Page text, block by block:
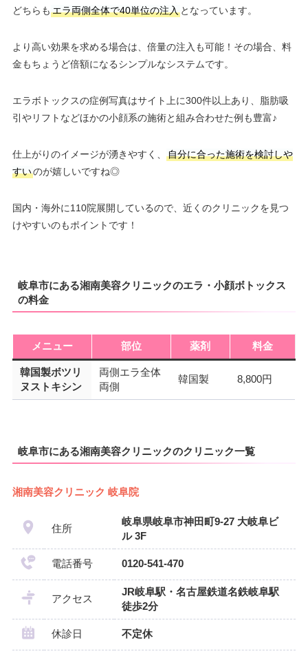
どちらも エラ両側全体で40単位の注入となっています。
より高い効果を求める場合は、倍量の注入も可能！その場合、料
金もちょうど倍額になるシンプルなシステムです。
エラボトックスの症例写真はサイト上に300件以上あり、脂肪吸
引やリフトなどほかの小顔系の施術と組み合わせた例も豊富♪
仕上がりのイメージが湧きやすく、
自分に合った施術を検討しや
すいのが嬉しいですね◎
国内・海外に110院展開しているので、近くのクリニックを見つ
けやすいのもポイントです！
岐阜市にある湘南美容クリニックのエラ・小顔ボトックス
の料金
メニュー 部位 薬剤 料金
韓国製ボツリ
ヌストキシン
両側エラ全体
両側
韓国製 8,800円
岐阜市にある湘南美容クリニックのクリニック一覧
湘南美容クリニック 岐阜院
住所
岐阜県岐阜市神田町9-27 大岐阜ビ
ル 3F
電話番号 0120-541-470
アクセス
JR岐阜駅・名古屋鉄道名鉄岐阜駅
徒歩2分
休診日 不定休